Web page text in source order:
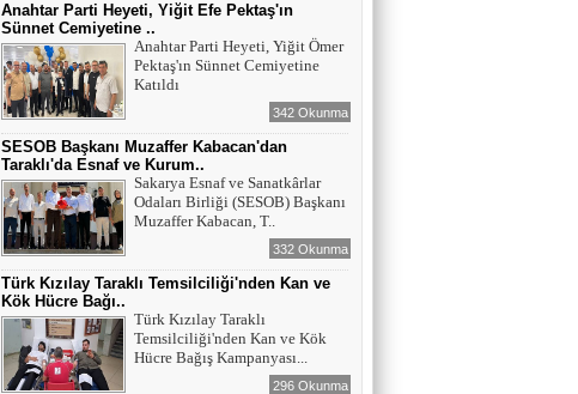
Anahtar Parti Heyeti, Yiğit Efe Pektaş'ın
Sünnet Cemiyetine ..
Anahtar Parti Heyeti, Yiğit Ömer
Pektaş'ın Sünnet Cemiyetine
Katıldı
342 Okunma
SESOB Başkanı Muzaffer Kabacan'dan
Taraklı'da Esnaf ve Kurum..
Sakarya Esnaf ve Sanatkârlar
Odaları Birliği (SESOB) Başkanı
Muzaffer Kabacan, T..
332 Okunma
Türk Kızılay Taraklı Temsilciliği'nden Kan ve
Kök Hücre Bağı..
Türk Kızılay Taraklı
Temsilciliği'nden Kan ve Kök
Hücre Bağış Kampanyası...
296 Okunma